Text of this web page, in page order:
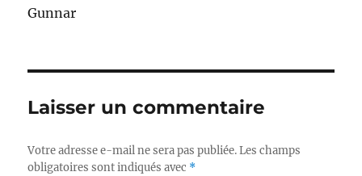
Gunnar
Laisser un commentaire
Votre adresse e-mail ne sera pas publiée. Les champs
obligatoires sont indiqués avec *